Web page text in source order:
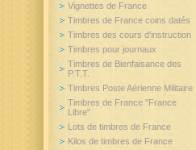
Vignettes de France
Timbres de France coins datés
Timbres des cours d'instruction
Timbres pour journaux
Timbres de Bienfaisance des
P.T.T.
Timbres Poste Aérienne Militaire
Timbres de France "France
Libre"
Lots de timbres de France
Kilos de timbres de France